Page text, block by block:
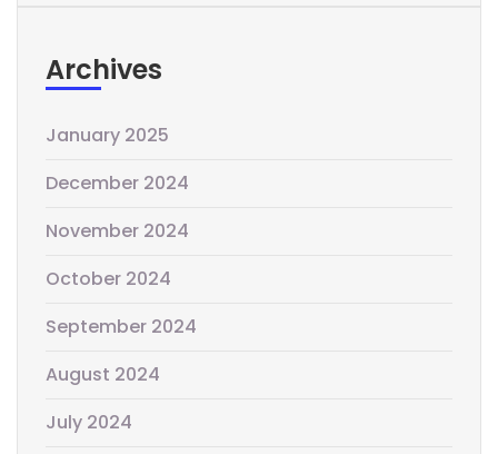
Archives
January 2025
December 2024
November 2024
October 2024
September 2024
August 2024
July 2024